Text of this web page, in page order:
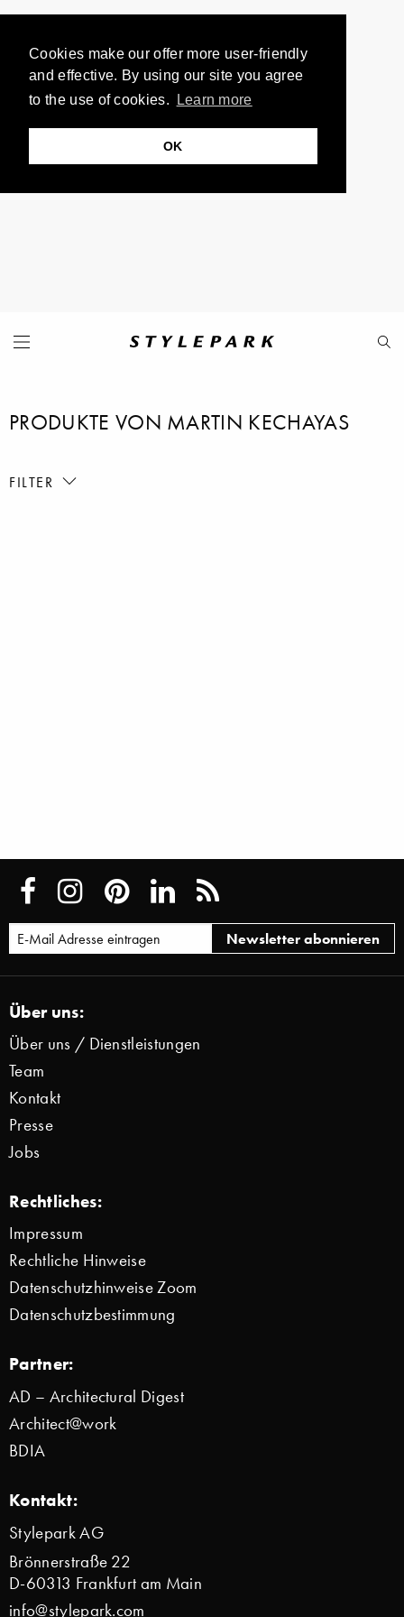
Cookies make our offer more user-friendly
and effective. By using our site you agree
to the use of cookies.
Learn more
OK
PRODUKTE VON MARTIN KECHAYAS
FILTER
Über uns:
Über uns / Dienstleistungen
Team
Kontakt
Presse
Jobs
Rechtliches:
Impressum
Rechtliche Hinweise
Datenschutzhinweise Zoom
Datenschutzbestimmung
Partner:
AD – Architectural Digest
Architect@work
BDIA
Kontakt:
Stylepark AG
Brönnerstraße 22
D-60313 Frankfurt am Main
info@stylepark.com